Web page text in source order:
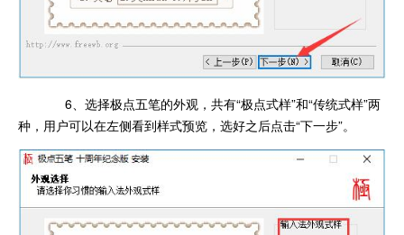
6、选择极点五笔的外观，共有“极点式样”和“传统式样”两
种，用户可以在左侧看到样式预览，选好之后点击“下一步”。